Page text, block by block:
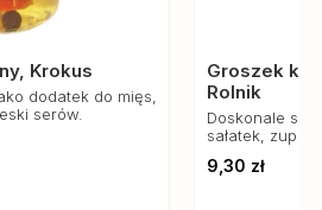
Krokus
dodatek do mięs,
serów.
Groszek
Rolnik
Doskonale
sałatek, zup,
9,30 zł